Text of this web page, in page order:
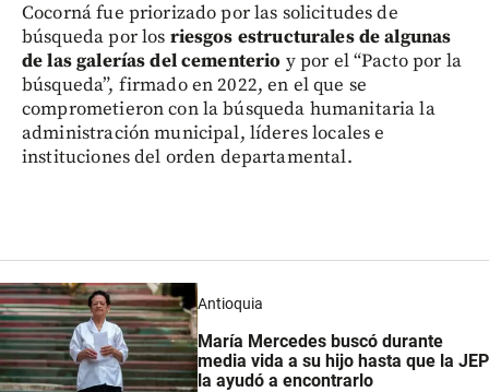
Cocorná fue priorizado por las solicitudes de
búsqueda por los riesgos estructurales de algunas
de las galerías del cementerio y por el “Pacto por la
búsqueda”, firmado en 2022, en el que se
comprometieron con la búsqueda humanitaria la
administración municipal, líderes locales e
instituciones del orden departamental.
Antioquia
María Mercedes buscó durante
media vida a su hijo hasta que la JEP
la ayudó a encontrarlo